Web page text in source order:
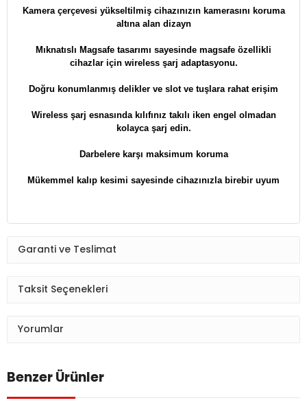
Kamera çerçevesi yükseltilmiş cihazınızın kamerasını koruma
altına alan dizayn
Mıknatıslı Magsafe tasarımı sayesinde magsafe özellikli
cihazlar için wireless şarj adaptasyonu.
Doğru konumlanmış delikler ve slot ve tuşlara rahat erişim
Wireless şarj esnasında kılıfınız takılı iken engel olmadan
kolayca şarj edin.
Darbelere karşı maksimum koruma
Mükemmel kalıp kesimi sayesinde cihazınızla birebir uyum
Garanti ve Teslimat
Taksit Seçenekleri
Yorumlar
Benzer Ürünler